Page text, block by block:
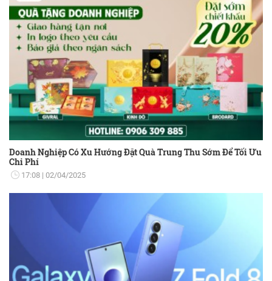
Doanh Nghiệp Có Xu Hướng Đặt Quà Trung Thu Sớm Để Tối Ưu
Chi Phí
17:08 02/04/2025